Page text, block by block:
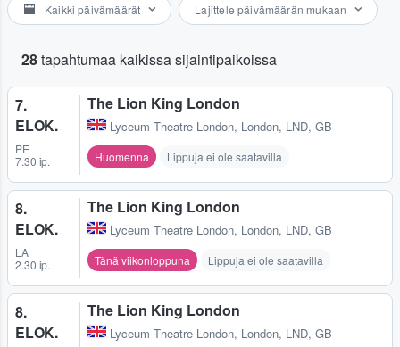
Kaikki päivämäärät Lajittele päivämäärän mukaan
28tapahtumaa kaikissa sijaintipaikoissa
7.
ELOK.
PE
7.30 ip.
The Lion King London
Lyceum Theatre London, London, LND, GB
Huomenna Lippuja ei ole saatavilla
8.
ELOK.
LA
2.30 ip.
The Lion King London
Lyceum Theatre London, London, LND, GB
Tänä viikonloppuna Lippuja ei ole saatavilla
8.
ELOK.
The Lion King London
Lyceum Theatre London, London, LND, GB